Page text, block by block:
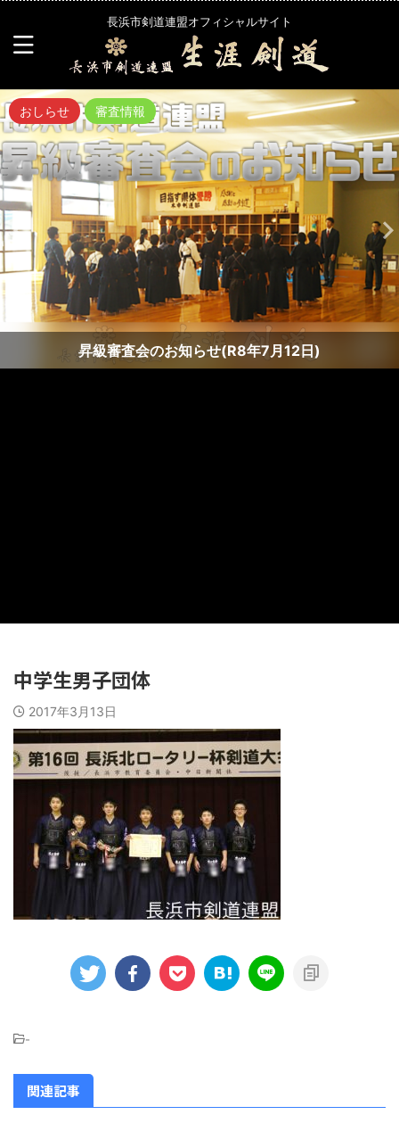
長浜市剣道連盟オフィシャルサイト
おしらせ 審査情報
昇級審査会のお知らせ(R8年7月12日)
中学生男子団体
2017年3月13日
-
関連記事